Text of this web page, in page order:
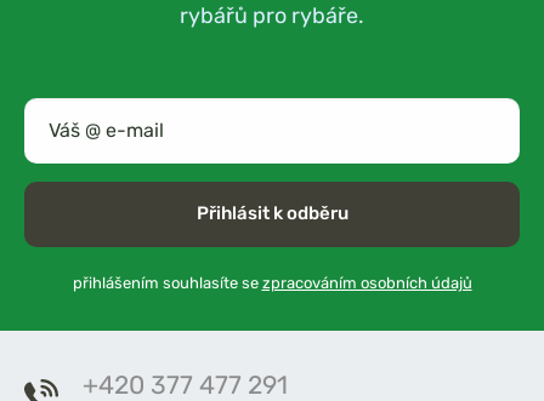
rybářů pro rybáře.
Přihlásit k odběru
přihlášením souhlasíte se zpracováním osobních údajů
+420 377 477 291